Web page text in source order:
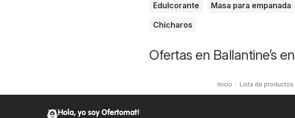
Edulcorante
Masa para empanada
Chícharos
Ofertas en Ballantine’s
Inicio Lista de productos
Hola, yo soy Ofertomat!